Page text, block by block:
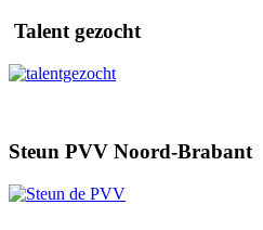
Talent gezocht
Steun PVV Noord-Brabant